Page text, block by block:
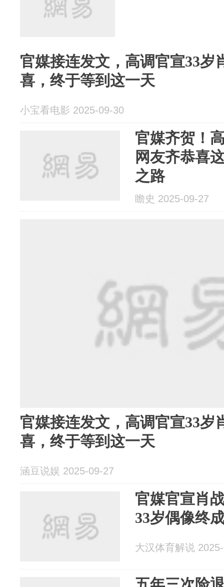
官媒接连发文，高调官宣33岁
喜，终于等到这一天
小宝看电影 2025-09-30
官媒齐贺！
网友齐恭喜
之路
瞻史 2025-09-27
官媒接连发文，高调官宣33岁
喜，终于等到这一天
涵豆说娱 2025-09-27
官媒官宣肖
33岁偶像终
大汉体育解说